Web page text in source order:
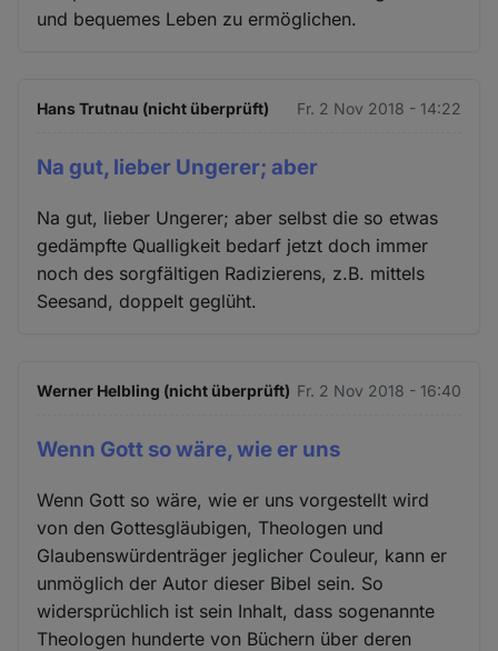
und bequemes Leben zu ermöglichen.
Hans Trutnau (nicht überprüft) Fr. 2 Nov 2018 - 14:22
Na gut, lieber Ungerer; aber
Na gut, lieber Ungerer; aber selbst die so etwas
gedämpfte Qualligkeit bedarf jetzt doch immer
noch des sorgfältigen Radizierens, z.B. mittels
Seesand, doppelt geglüht.
Werner Helbling (nicht überprüft) Fr. 2 Nov 2018 - 16:40
Wenn Gott so wäre, wie er uns
Wenn Gott so wäre, wie er uns vorgestellt wird
von den Gottesgläubigen, Theologen und
Glaubenswürdenträger jeglicher Couleur, kann er
unmöglich der Autor dieser Bibel sein. So
widersprüchlich ist sein Inhalt, dass sogenannte
Theologen hunderte von Büchern über deren